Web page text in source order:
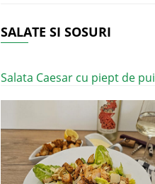
SALATE SI SOSURI
Salata Caesar cu piept de pui